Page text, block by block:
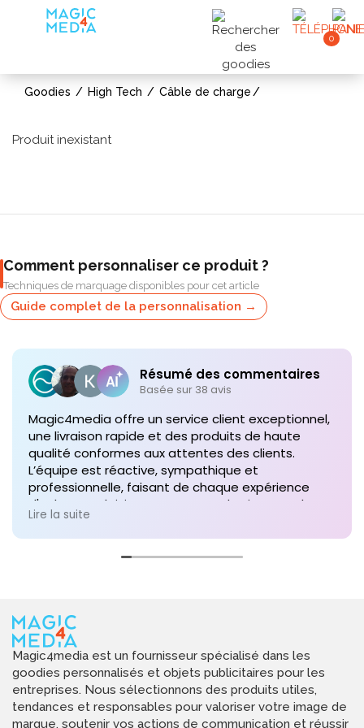
0
Goodies High Tech Câble de charge
Produit inexistant
Comment personnaliser ce produit ?
Techniques de marquage disponibles pour cet article
Guide complet de la personnalisation →
Résumé des commentaires
Basée sur 38 avis
Magic4media offre un service client exceptionnel,
une livraison rapide et des produits de haute
qualité conformes aux attentes des clients.
L’équipe est réactive, sympathique et
professionnelle, faisant de chaque expérience
d'achat un plaisir. Je recommande vivement leurs
services pour toute commande future de produits
personnalisés !
Lire la suite
Magic4media est un fournisseur spécialisé dans les
goodies personnalisés et objets publicitaires pour les
entreprises. Nous sélectionnons des produits utiles,
tendances et responsables pour valoriser votre image de
marque, soutenir vos actions de communication et réussir